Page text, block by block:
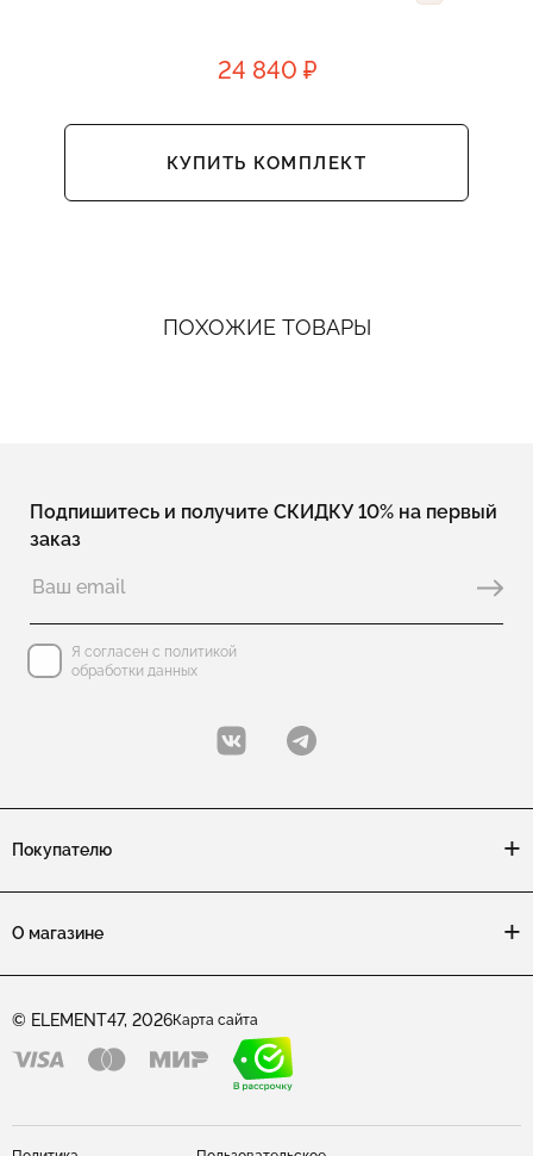
24 840 ₽
КУПИТЬ КОМПЛЕКТ
ПОХОЖИЕ ТОВАРЫ
Подпишитесь и получите СКИДКУ 10% на первый
заказ
Я согласен с политикой
обработки данных
Покупателю
О магазине
© ELEMENT47, 2026Карта сайта